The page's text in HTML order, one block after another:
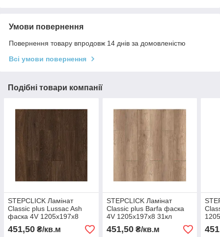
Умови повернення
Повернення товару впродовж 14 днів за домовленістю
Всі умови повернення
Подібні товари компанії
STEPCLICK Ламінат
Classic plus Lussac Ash
фаска 4V 1205x197х8
31кл (2.374м2) (10 шт.)
KT502 Туреччина
451,50 ₴/кв.м
STEPCLICK Ламінат
Classic plus Barfa фаска
4V 1205x197х8 31кл
(2.374м2) (10 шт.) KT506
Туреччина
451,50₴/кв.м